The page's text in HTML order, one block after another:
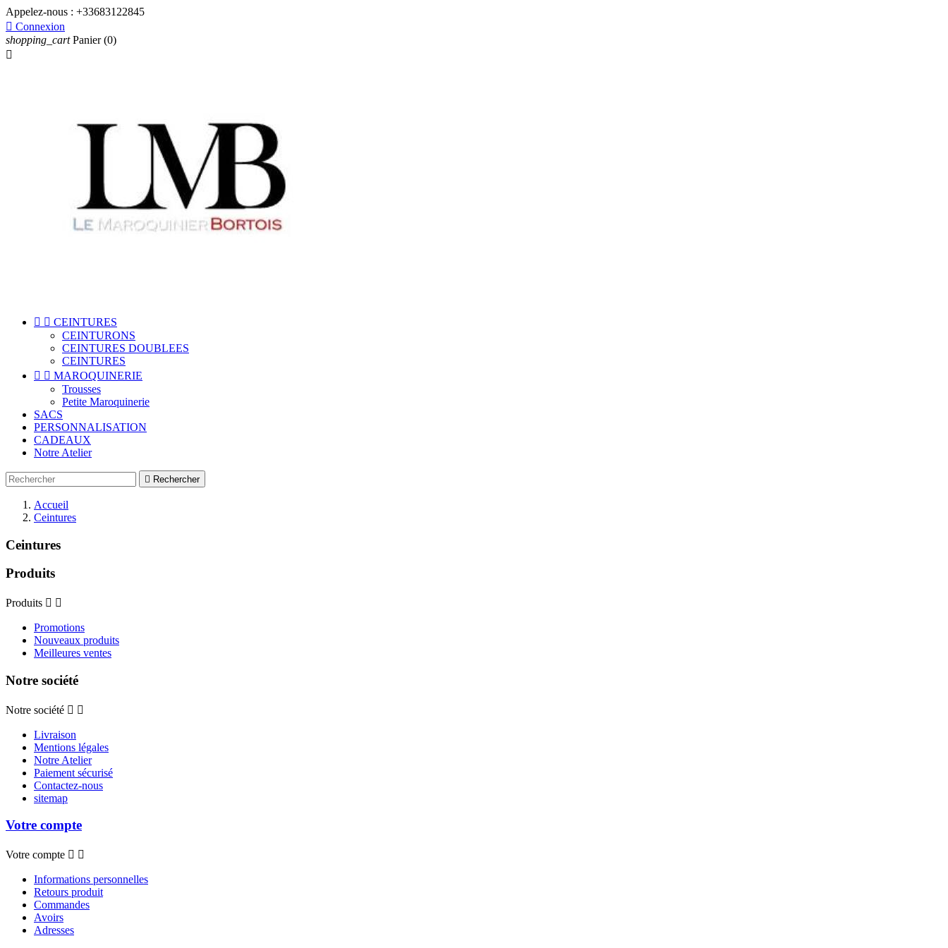
Appelez-nous : +33683122845
 Connexion
shopping_cart Panier (0)

  CEINTURES
CEINTURONS
CEINTURES DOUBLEES
CEINTURES
  MAROQUINERIE
Trousses
Petite Maroquinerie
SACS
PERSONNALISATION
CADEAUX
Notre Atelier
 Rechercher
Accueil
Ceintures
Ceintures
Produits
Produits  
Promotions
Nouveaux produits
Meilleures ventes
Notre société
Notre société  
Livraison
Mentions légales
Notre Atelier
Paiement sécurisé
Contactez-nous
sitemap
Votre compte
Votre compte  
Informations personnelles
Retours produit
Commandes
Avoirs
Adresses